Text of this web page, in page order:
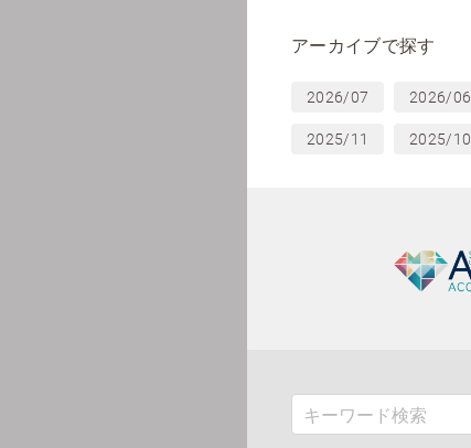
アーカイブで探す
2026/07 2026/06
2025/11 2025/10